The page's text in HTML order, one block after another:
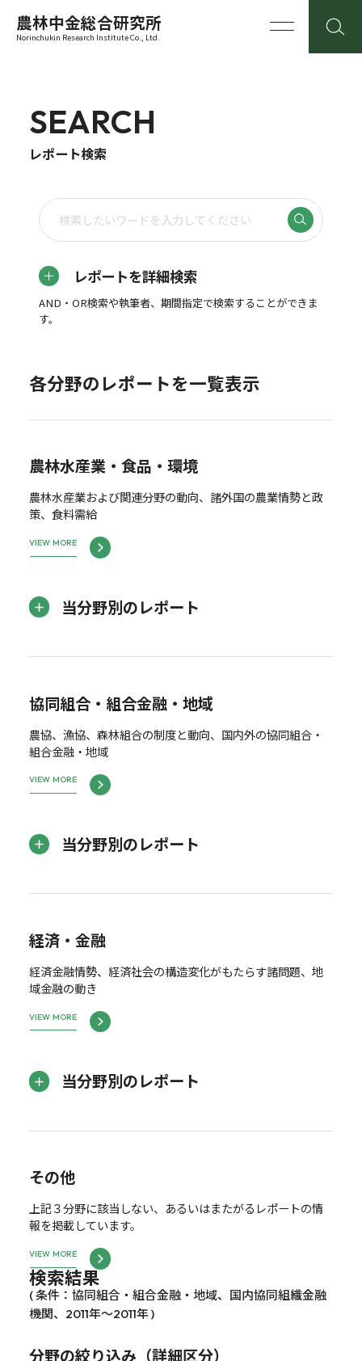
農林中金総合研究所
Norinchukin Research Institute Co., Ltd.
SEARCH
レポート検索
レポートを詳細検索
AND・OR検索や執筆者、期間指定で検索することができま
す。
各分野のレポートを一覧表示
農林水産業・食品・環境
農林水産業および関連分野の動向、諸外国の農業情勢と政
策、食料需給
VIEW MORE
当分野別のレポート
協同組合・組合金融・地域
農協、漁協、森林組合の制度と動向、国内外の協同組合・
組合金融・地域
VIEW MORE
当分野別のレポート
経済・金融
経済金融情勢、経済社会の構造変化がもたらす諸問題、地
域金融の動き
VIEW MORE
当分野別のレポート
その他
上記３分野に該当しない、あるいはまたがるレポートの情
報を掲載しています。
VIEW MORE
検索結果
( 条件：協同組合・組合金融・地域、国内協同組織金融
機関、2011年～2011年 )
分野の絞り込み（詳細区分）